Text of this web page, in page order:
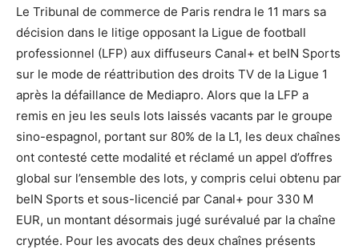
Le Tribunal de commerce de Paris rendra le 11 mars sa
décision dans le litige opposant la Ligue de football
professionnel (LFP) aux diffuseurs Canal+ et beIN Sports
sur le mode de réattribution des droits TV de la Ligue 1
après la défaillance de Mediapro. Alors que la LFP a
remis en jeu les seuls lots laissés vacants par le groupe
sino-espagnol, portant sur 80% de la L1, les deux chaînes
ont contesté cette modalité et réclamé un appel d’offres
global sur l’ensemble des lots, y compris celui obtenu par
beIN Sports et sous-licencié par Canal+ pour 330 M
EUR, un montant désormais jugé surévalué par la chaîne
cryptée. Pour les avocats des deux chaînes présents